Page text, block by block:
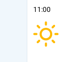
11:00